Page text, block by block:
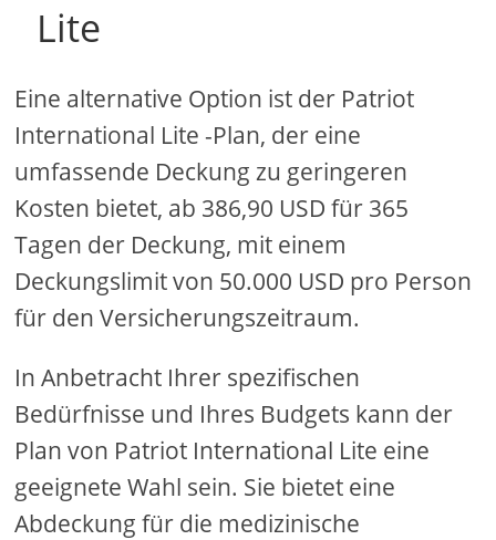
Lite
Eine alternative Option ist der Patriot
International Lite -Plan, der eine
umfassende Deckung zu geringeren
Kosten bietet, ab 386,90 USD für 365
Tagen der Deckung, mit einem
Deckungslimit von 50.000 USD pro Person
für den Versicherungszeitraum.
In Anbetracht Ihrer spezifischen
Bedürfnisse und Ihres Budgets kann der
Plan von Patriot International Lite eine
geeignete Wahl sein. Sie bietet eine
Abdeckung für die medizinische